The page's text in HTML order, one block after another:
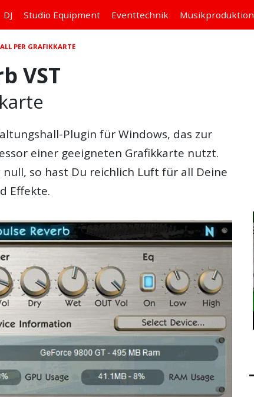
DJ Studio Equipment Eventtechnik Musikproduktion
PER GRAFIKKARTE
VST
-Plugin fürWindows, das zur
einer geeigneten Grafikkarte nutzt.
so hast Du reichlich Luft für all Deine
Effekte.